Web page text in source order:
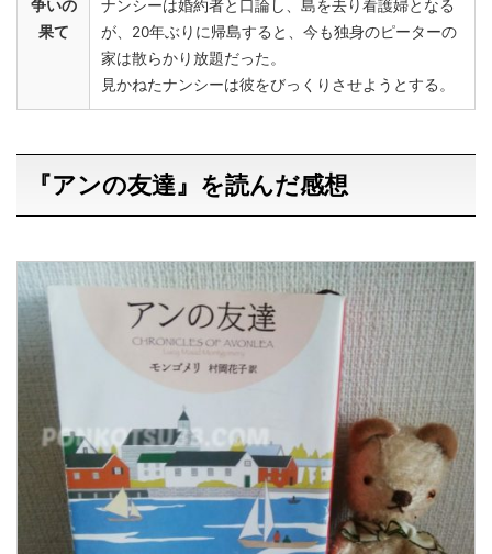
争いの
果て
ナンシーは婚約者と口論し、島を去り看護婦となる
が、20年ぶりに帰島すると、今も独身のピーターの
家は散らかり放題だった。
見かねたナンシーは彼をびっくりさせようとする。
『アンの友達』を読んだ感想